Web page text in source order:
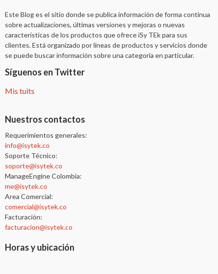
Este Blog es el sitio donde se publica información de forma continua
sobre actualizaciones, últimas versiones y mejoras o nuevas
características de los productos que ofrece iSy TEk para sus
clientes. Está organizado por líneas de productos y servicios donde
se puede buscar información sobre una categoría en particular.
Síguenos en Twitter
Mis tuits
Nuestros contactos
Requerimientos generales:
info@isytek.co
Soporte Técnico:
soporte@isytek.co
ManageEngine Colombia:
me@isytek.co
Area Comercial:
comercial@isytek.co
Facturación:
facturacion@isytek.co
Horas y ubicación